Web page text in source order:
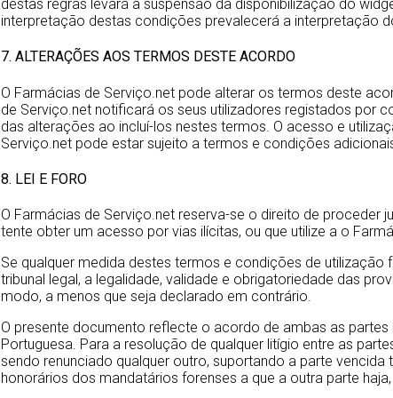
destas regras levará a suspensão da disponibilização do
interpretação destas condições prevalecerá a interpretação
7. ALTERAÇÕES AOS TERMOS DESTE ACORDO
O Farmácias de Serviço.net pode alterar os termos deste
de Serviço.net notificará os seus utilizadores registados por
das alterações ao incluí-los nestes termos. O acesso e
Serviço.net pode estar sujeito a termos e condições
8. LEI E FORO
O Farmácias de Serviço.net reserva-se o direito de proceder
tente obter um acesso por vias ilícitas, ou que utilize a o
Se qualquer medida destes termos e condições de
tribunal legal, a legalidade, validade e obrigatoriedade das
modo, a menos que seja declarado em contrário.
O presente documento reflecte o acordo de ambas as
Portuguesa. Para a resolução de qualquer litígio entre as
sendo renunciado qualquer outro, suportando a parte
honorários dos mandatários forenses a que a outra parte